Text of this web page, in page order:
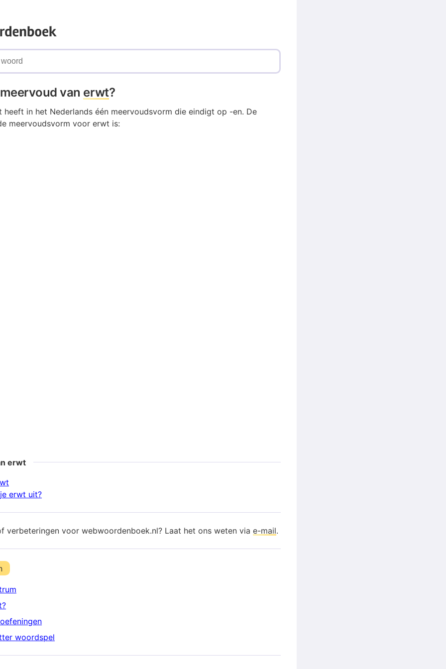
van erwt?
in het Nederlands één meervoudsvorm die eindigt op -en. De
meervoudsvorm voor erwt is:
erwt
erwt uit?
verbeteringen voor webwoordenboek.nl? Laat het ons weten via e-mail.
woordspel